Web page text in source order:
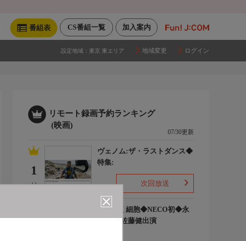
加入案内
CS番組一覧
番組表
設定地域： 東京 東エリア 地域変更 ログイン
リモート録画予約ランキング
(映画)
07/30更新
1
(-)
ヴェノム:ザ・ラストダンス◆
特集:
次回放送
はたらく細胞◆NECO初◆永
野芽郁 佐藤健出演